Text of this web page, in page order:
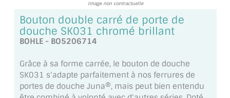
MIROIR SUR MESURE
MIROIR VIEILLI
MIROIR DÉCORATIF DE COULEUR
LOTS DE MIROIRS EN MOZAÏQUE
Image non contractuelle
Bouton double carré de porte de
douche SK031 chromé brillant
BOHLE - BO5206714
Grâce à sa forme carrée, le bouton de douche
SK031 s'adapte parfaitement à nos ferrures de
portes de douche Juna®, mais peut bien entendu